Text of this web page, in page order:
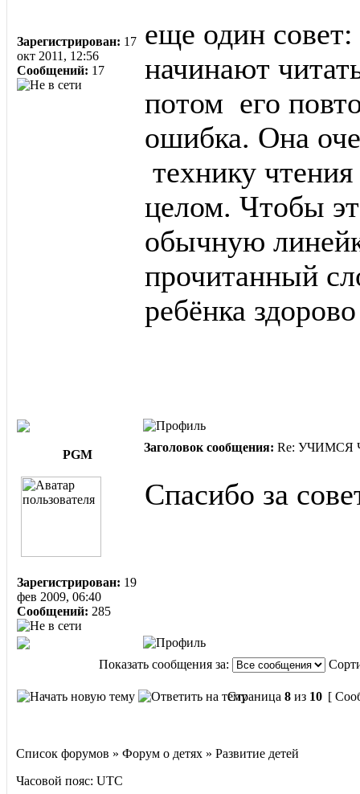
Зарегистрирован: 17
окт 2011, 12:56
Сообщений: 17
еще один совет:
начинают
потом его
ошибка. Она
технику
целом. Чтобы
обычную
прочитанный
ребёнка
PGM
Заголовок сообщения: Re: УЧИМСЯ
Зарегистрирован: 19
фев 2009, 06:40
Сообщений: 285
Спасибо за
Показать сообщения за:
Страница 8 из 10 [
Список форумов » Форум о детях » Развитие детей
Часовой пояс: UTC